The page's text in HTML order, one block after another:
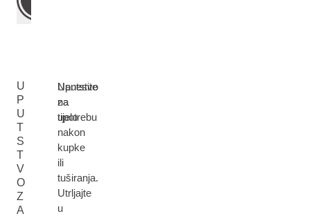
U
P
U
T
S
T
V
O
Z
A
Uputstvo
za
upotrebu
Nanesite
na
tijelo
nakon
kupke
ili
tuširanja.
Utrljajte
u